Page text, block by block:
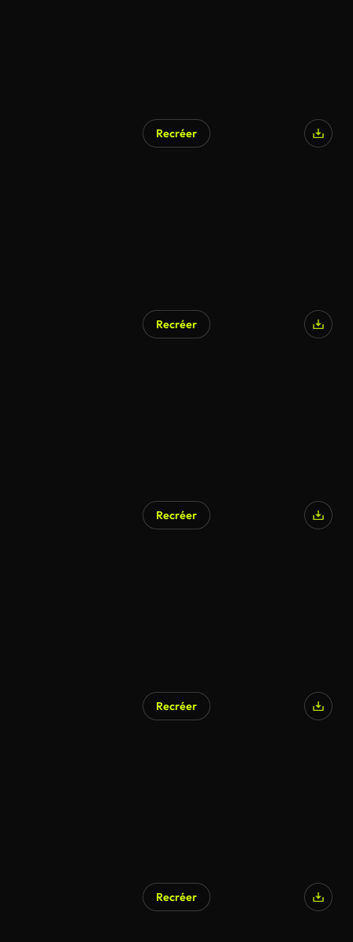
Recréer
Recréer
Recréer
Recréer
Recréer